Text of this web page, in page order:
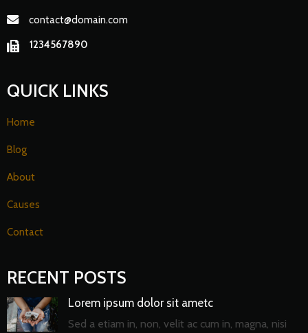
contact@domain.com
1234567890
QUICK LINKS
Home
Blog
About
Causes
Contact
RECENT POSTS
Lorem ipsum dolor sit ametc
Sed a etiam in, non, velit ac cum in, magna, nisi